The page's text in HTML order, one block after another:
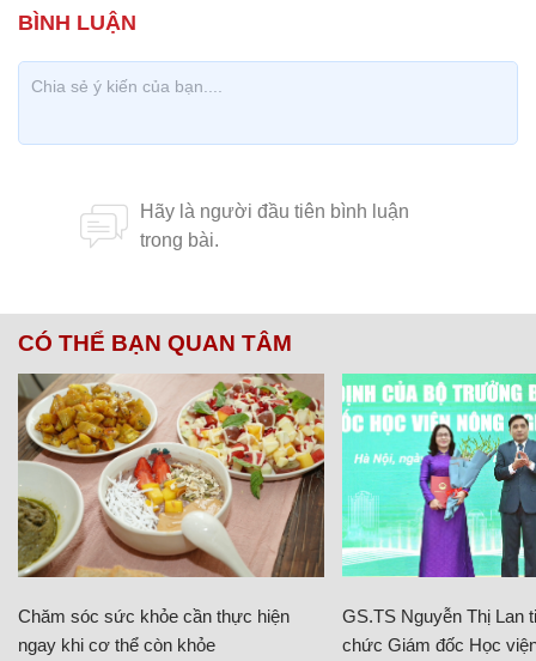
CÓ THỂ BẠN QUAN TÂM
Chăm sóc sức khỏe cần thực hiện
ngay khi cơ thể còn khỏe
GS.TS Nguyễn Thị Lan
chức Giám đốc Học